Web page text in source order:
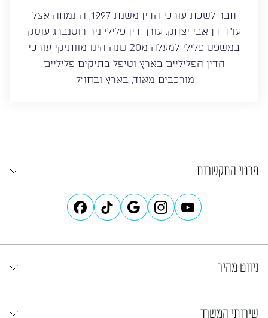
חבר לשכת עורכי הדין משנת 1997, התמחה אצל
עו”ד דן אבי יצחק. עורך דין פלילי ניר רוטנברג עוסק
במשפט פלילי למעלה מ20 שנה הינו מוותיקי עורכי
הדין הפליליים בארץ וטיפל בתיקים פליליים
מורכבים מאוד, בארץ ובחו”ל.
פרטי התקשרות
ניווט מהיר
שירותי המשרד